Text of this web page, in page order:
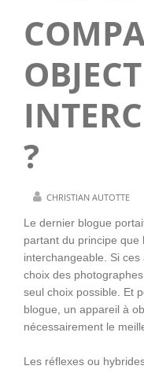
?
CHRISTIAN AUTOTTE
Le dernier blogue
partant du principe
interchangeable. Si
choix des
seul choix possible. Et
blogue, un appareil à
nécessairement le
Les réflexes ou